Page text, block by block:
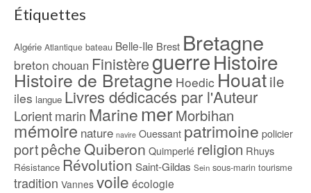
Étiquettes
Algérie Atlantique bateau Belle-Ile Brest Bretagne
breton chouan FinistèreguerreHistoire
Histoire de Bretagne Hoedic Houatile
iles langue Livres dédicacés par l'Auteur
Lorientmarin Marine merMorbihan
mémoire nature navire Ouessant patrimoine policier
portpêcheQuiberon Quimperlé religion Rhuys
Résistance Révolution Saint-Gildas Sein sous-marin tourisme
tradition Vannes voile écologie